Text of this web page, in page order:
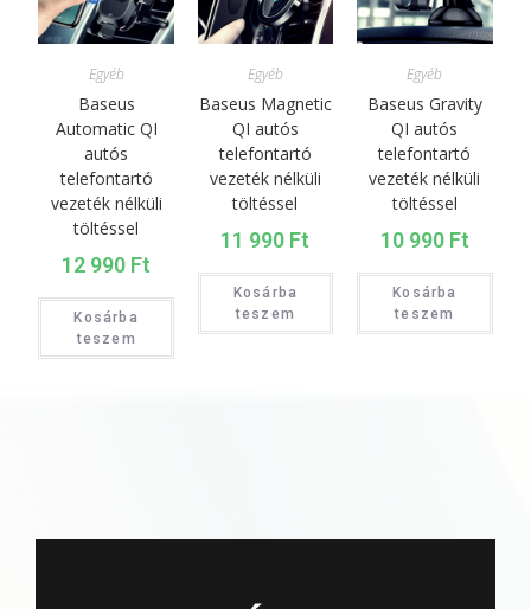
Egyéb
Baseus
Automatic QI
autós
telefontartó
vezeték nélküli
töltéssel
12 990 Ft
Kosárba
teszem
Egyéb
Baseus Magnetic
QI autós
telefontartó
vezeték nélküli
töltéssel
11 990 Ft
Kosárba
teszem
Egyéb
Baseus Gravity
QI autós
telefontartó
vezeték nélküli
töltéssel
10 990 Ft
Kosárba
teszem